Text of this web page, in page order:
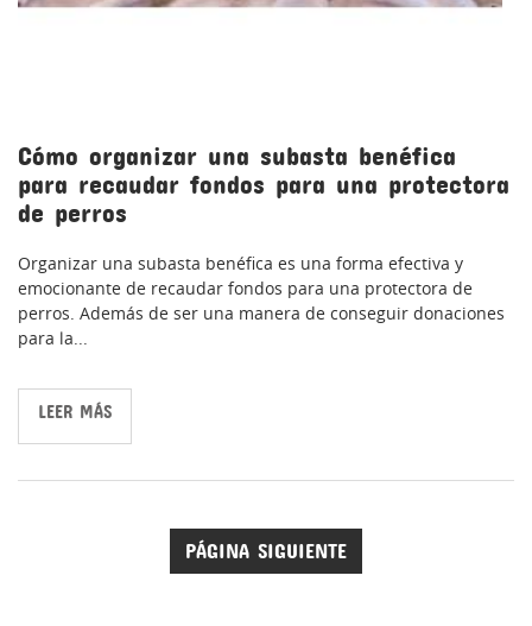
Cómo organizar una subasta benéfica
para recaudar fondos para una protectora
de perros
Organizar una subasta benéfica es una forma efectiva y
emocionante de recaudar fondos para una protectora de
perros. Además de ser una manera de conseguir donaciones
para la...
LEER MÁS
PÁGINA SIGUIENTE